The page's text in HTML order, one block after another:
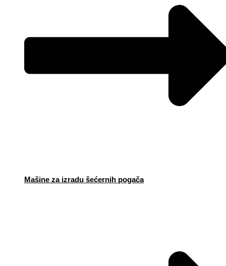
Mašine za izradu šećernih pogača